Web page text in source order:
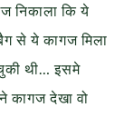
निकाला कि ये
से ये कागज मिला
थी… इसमे
कागज देखा वो